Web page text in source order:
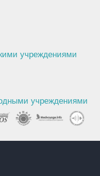
учреждениями
учреждениями